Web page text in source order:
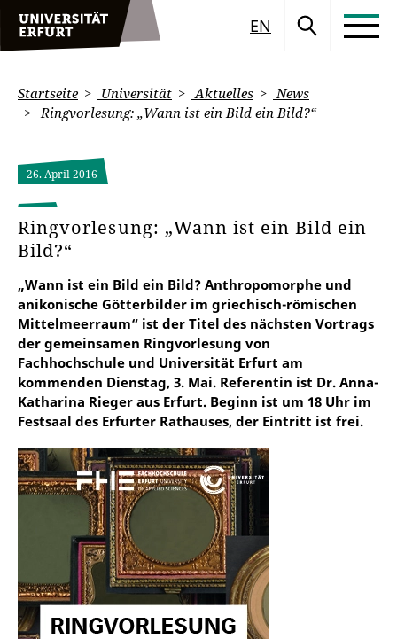
EN
Startseite Universität Aktuelles
News
Ringvorlesung: „Wann ist ein Bild ein Bild?“
26. April 2016
Ringvorlesung: „Wann ist ein Bild ein
Bild?“
„Wann ist ein Bild ein Bild? Anthropomorphe und
anikonische Götterbilder im griechisch-römischen
Mittelmeerraum“ ist der Titel des nächsten Vortrags
der gemeinsamen Ringvorlesung von
Fachhochschule und Universität Erfurt am
kommenden Dienstag, 3. Mai. Referentin ist Dr. Anna-
Katharina Rieger aus Erfurt. Beginn ist um 18 Uhr im
Festsaal des Erfurter Rathauses, der Eintritt ist frei.